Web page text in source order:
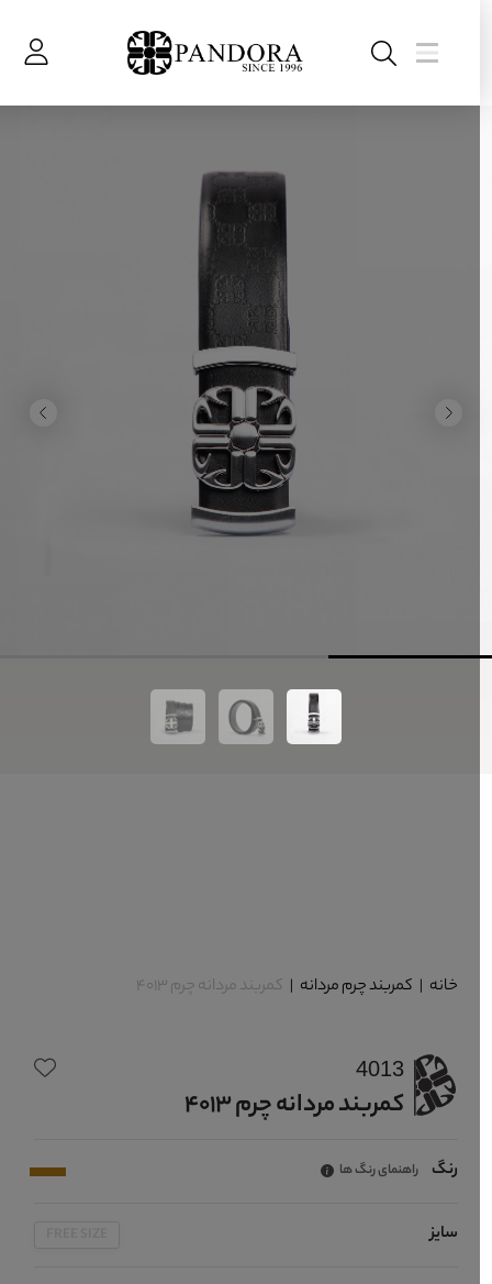
خانه | کمربند چرم مردانه| کمربند مردانه چرم 4013
4013
کمربند مردانه چرم 4013
رنگ راهنمای رنگ ها
سایز